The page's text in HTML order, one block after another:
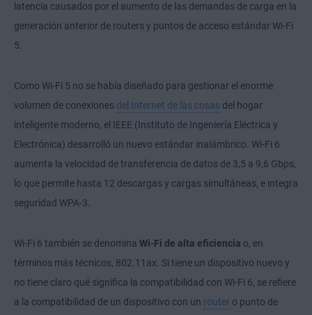
latencia causados por el aumento de las demandas de carga en la
generación anterior de routers y puntos de acceso estándar Wi-Fi
5.
Como Wi-Fi 5 no se había diseñado para gestionar el enorme
volumen de conexiones del Internet de las cosas del hogar
inteligente moderno, el IEEE (Instituto de Ingeniería Eléctrica y
Electrónica) desarrolló un nuevo estándar inalámbrico. Wi-Fi 6
aumenta la velocidad de transferencia de datos de 3,5 a 9,6 Gbps,
lo que permite hasta 12 descargas y cargas simultáneas, e integra
seguridad WPA-3.
Wi-Fi 6 también se denomina Wi-Fi de alta eficiencia o, en
términos más técnicos, 802.11ax. Si tiene un dispositivo nuevo y
no tiene claro qué significa la compatibilidad con Wi-Fi 6, se refiere
a la compatibilidad de un dispositivo con un router o punto de